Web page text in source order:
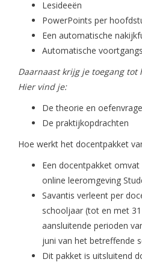
Lesideeën
PowerPoints per
Een automatische
Automatische
Daarnaast krijg je toegang
Hier vind je:
De theorie en
De praktijkopdrachten
Hoe werkt het docentpakket
Een docentpakket
online leeromgeving
Savantis verleent per
schooljaar (tot en met
aansluitende perioden
juni van het betreffende
Dit pakket is uitsluitend